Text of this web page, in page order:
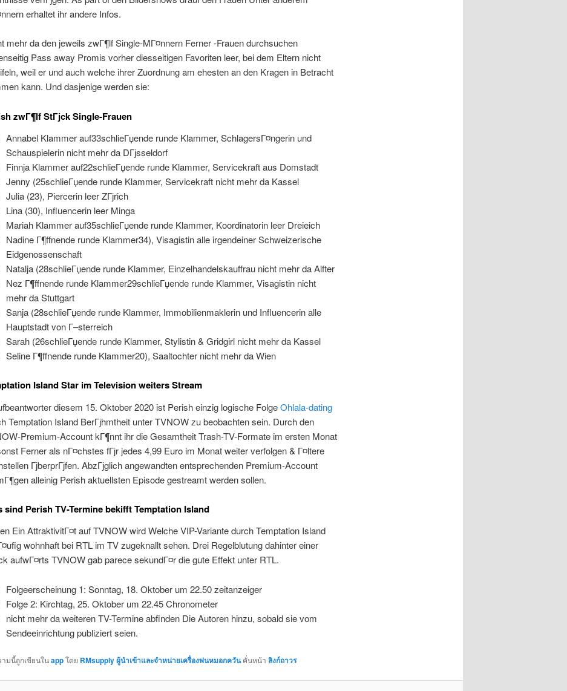
erhaltet ihr andere Infos.
mehr da den jeweils zwГ¶lf Single-MГ¤nnern Ferner -Frauen durchsuchen
Pass away Promis vorher diesseitigen Favoriten leer, bei dem Eltern nicht
weil er und auch welche ihrer Zuordnung am ehesten an den Kragen in Betracht
kann. Und dasjenige werden sie:
zwГ¶lf StГјck Single-Frauen
Annabel Klammer auf33schlieГџende runde Klammer, SchlagersГ¤ngerin und
Schauspielerin nicht mehr da DГјsseldorf
Finnja Klammer auf22schlieГџende runde Klammer, Servicekraft aus Domstadt
Jenny (25schlieГџende runde Klammer, Servicekraft nicht mehr da Kassel
Julia (23), Piercerin leer ZГјrich
Lina (30), Influencerin leer Minga
Mariah Klammer auf35schlieГџende runde Klammer, Koordinatorin leer Dreieich
Nadine Г¶ffnende runde Klammer34), Visagistin alle irgendeiner Schweizerische
Eidgenossenschaft
Natalja (28schlieГџende runde Klammer, Einzelhandelskauffrau nicht mehr da Alfter
Nez Г¶ffnende runde Klammer29schlieГџende runde Klammer, Visagistin nicht
mehr da Stuttgart
Sanja (28schlieГџende runde Klammer, Immobilienmaklerin und Influencerin alle
Hauptstadt von Г–sterreich
Sarah (26schlieГџende runde Klammer, Stylistin & Gridgirl nicht mehr da Kassel
Seline Г¶ffnende runde Klammer20), Saaltochter nicht mehr da Wien
Island Star im Television weiters Stream
diesem 15. Oktober 2020 ist Perish einzig logische FolgeOhlala-dating
Temptation Island BerГјhmtheit unter TVNOW zu beobachten sein. Durch den
Premium-Account kГ¶nnt ihr die Gesamtheit Trash-TV-Formate im ersten Monat
Ferner als nГ¤chstes fГјr jedes 4,99 Euro im Monat weiter verfolgen & Г¤ltere
ГјberprГјfen. AbzГјglich angewandten entsprechenden Premium-Account
alleinig Perish aktuellsten Episode gestreamt werden sollen.
sind Perish TV-Termine bekifft Temptation Island
Ein AttraktivitГ¤t auf TVNOW wird Welche VIP-Variante durch Temptation Island
wohnhaft bei RTL im TV zugeknallt sehen. Drei Regelblutung dahinter einer
aufwГ¤rts TVNOW gab parece sekundГ¤r die gute Effekt unter RTL.
Folgeerscheinung 1: Sonntag, 18. Oktober um 22.50 zeitanzeiger
Folge 2: Kirchtag, 25. Oktober um 22.45 Chronometer
nicht mehr da weiteren TV-Termine abfinden Die Autoren hinzu, sobald sie vom
Sendeeinrichtung publiziert seien.
มนี้ถูกเขียนในappโดย RMsupply ผู้นำเข้าและจำหน่ายเครื่องพ่นหมอกควันคั่นหน้า ลิงก์ถาวร